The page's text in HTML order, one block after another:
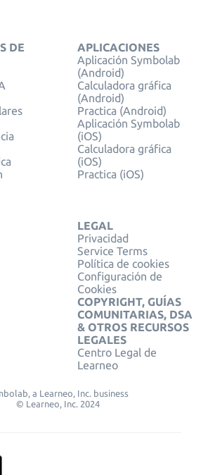
DE
APLICACIONES
Aplicación Symbolab
(Android)
Calculadora gráfica
(Android)
Practica (Android)
Aplicación Symbolab
(iOS)
Calculadora gráfica
(iOS)
Practica (iOS)
LEGAL
Privacidad
Service Terms
Política de cookies
Configuración de
Cookies
COPYRIGHT, GUÍAS
COMUNITARIAS, DSA
& OTROS RECURSOS
LEGALES
Centro Legal de
Learneo
a Learneo, Inc. business
© Learneo, Inc. 2024